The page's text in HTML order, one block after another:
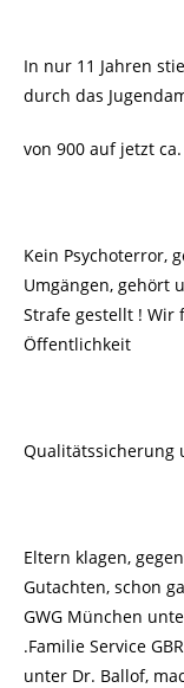
In nur 11 Jahren
durch das
von 900 auf jetzt
Kein Psychoterror,
Umgängen, gehört
Strafe gestellt !
Öffentlichkeit
Qualitätssicherung
Eltern klagen,
Gutachten, schon
GWG München
.Familie Service GBR
unter Dr. Ballof,